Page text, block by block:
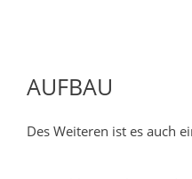
AUFBAU
Des Weiteren ist es auch